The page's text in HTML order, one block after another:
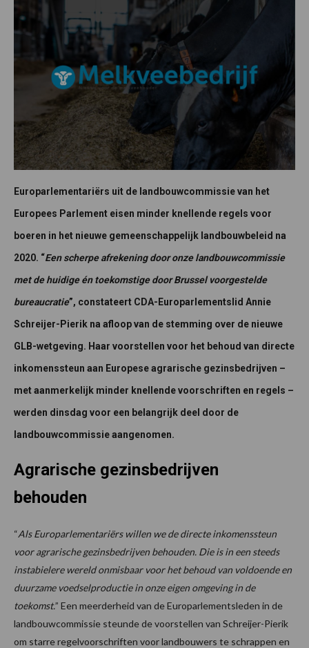
Europarlementariërs uit de landbouwcommissie van het
Europees Parlement eisen minder knellende regels voor
boeren in het nieuwe gemeenschappelijk landbouwbeleid na
2020. “Een scherpe afrekening door onze landbouwcommissie
met de huidige én toekomstige door Brussel voorgestelde
bureaucratie”, constateert CDA-Europarlementslid Annie
Schreijer-Pierik na afloop van de stemming over de nieuwe
GLB-wetgeving. Haar voorstellen voor het behoud van directe
inkomenssteun aan Europese agrarische gezinsbedrijven –
met aanmerkelijk minder knellende voorschriften en regels –
werden dinsdag voor een belangrijk deel door de
landbouwcommissie aangenomen.
Agrarische gezinsbedrijven
behouden
“Als Europarlementariërs willen we de directe inkomenssteun
voor agrarische gezinsbedrijven behouden. Die is in een steeds
instabielere wereld onmisbaar voor het behoud van voldoende en
duurzame voedselproductie in onze eigen omgeving in de
toekomst.” Een meerderheid van de Europarlementsleden in de
landbouwcommissie steunde de voorstellen van Schreijer-Pierik
om starre regelvoorschriften voor landbouwers te schrappen en